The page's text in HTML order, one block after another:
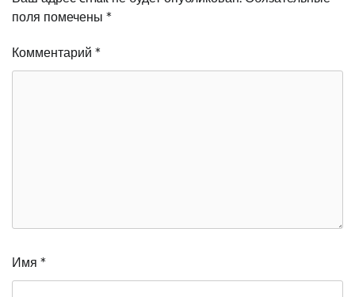
поля помечены *
Комментарий *
Имя *